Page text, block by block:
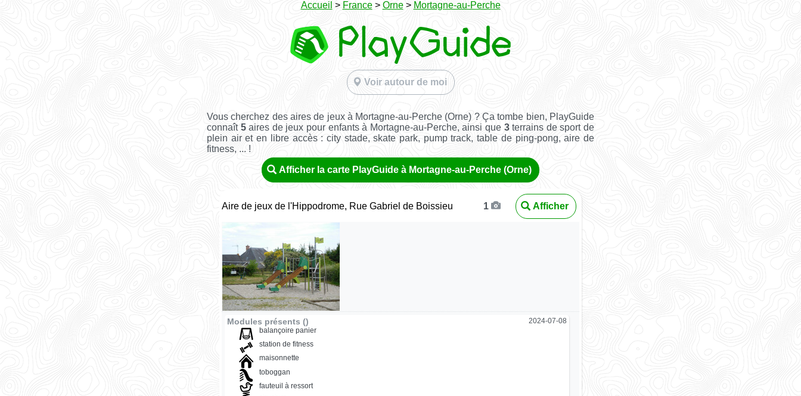
Accueil > France> Orne> Mortagne-au-Perche
Voir autour de moi
Vous cherchez des aires de jeux à Mortagne-au-Perche (Orne) ? Ça tombe bien, PlayGuide
connaît 5aires de jeux pour enfants à Mortagne-au-Perche, ainsi que 3terrains de sport de
plein air et en libre accès : city stade, skate park, pump track, table de ping-pong, aire de
fitness, ... !
Afficher la carte PlayGuide à Mortagne-au-Perche (Orne)
Aire de jeux de l'Hippodrome, Rue Gabriel de Boissieu 1 Afficher
Modules présents () 2024-07-08
balançoire panier
station de fitness
maisonnette
toboggan
fauteuil à ressort